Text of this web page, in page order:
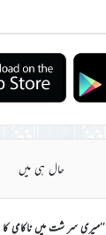
حال ہی میں
’’میری سر شت میں ناکامی کا